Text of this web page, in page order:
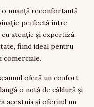
nuanță reconfortantă
perfectă între
atenție și expertiză,
fiind ideal pentru
comerciale.
oferă un confort
o notă de căldură și
acestuia și oferind un